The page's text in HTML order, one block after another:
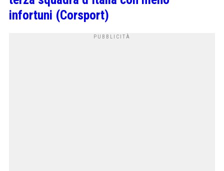
infortuni (Corsport)